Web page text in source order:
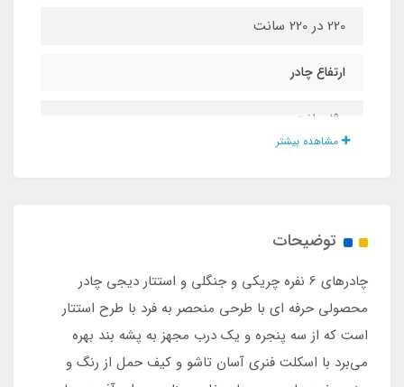
220 در 220 سانت
ارتفاع چادر
190 سانت
نوع اسکلت
فلزی فنری آسان تاشو با روکش پلاستیکی و نوار
ابریشم
مناسب برای نشستن
مشاهده بیشتر
توضیحات
چادرهای 6 نفره چریکی و جنگلی و استتار دیجی چادر
محصولی حرفه ای با طرحی منحصر به فرد با طرح استتار
است که از سه پنجره و یک درب مجهز به پشه‌ بند بهره
می‌برد با اسکلت فنری آسان تاشو و کیف حمل از رنگ و